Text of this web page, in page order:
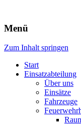
Freiwillige
v.d.H.
Menü
Zum Inhalt springen
Start
Einsatzabteilung
Über uns
Einsätze
Fahrzeuge